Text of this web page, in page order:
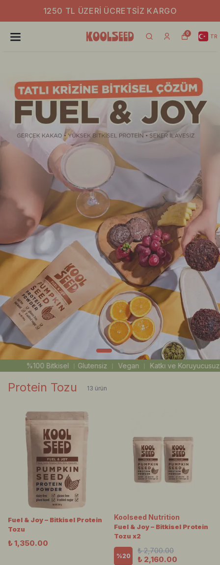
1250 TL ÜZERI ÜCRETSIZ KARGO
0 TR
︳ Vegan ︳ Katkı ve Koruyucusuz ︳ Yüksek Protein
Protein Tozu 13 ürün
Fuel & Joy – Bitkisel Protein
Tozu
₺ 1,350.00
Koolseed Nutrition
Fuel & Joy – Bitkisel Protein
Tozu x2
%20
₺ 2,700.00
₺ 2,160.00